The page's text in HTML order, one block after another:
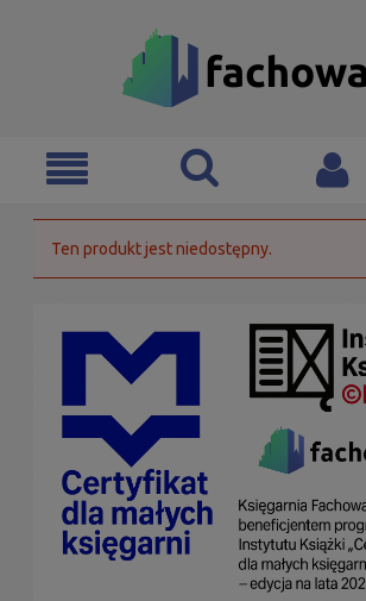
Ten produkt jest niedostępny.